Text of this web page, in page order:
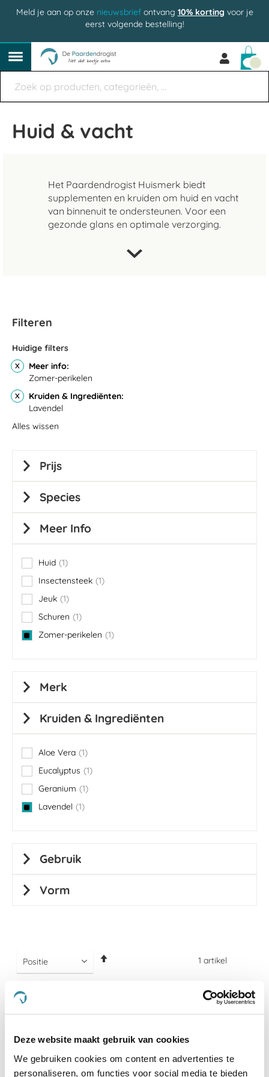
Deze website maakt gebruik van cookies
We gebruiken cookies om content en advertenties te
personaliseren, om functies voor social media te bieden
Meld je aan op onze nieuwsbriefontvang 10% korting voor je
eerst volgende bestelling!
Huid & vacht
1 artikel
-15 %
Het Paardendrogist Huismerk biedt
supplementen en kruiden om huid en vacht
van binnenuit te ondersteunen. Voor een
gezonde glans en optimale verzorging.
Filteren
Huidige filters
Meer info
Zomer-perikelen
Kruiden & Ingrediënten
Lavendel
Alles wissen
Prijs
Species
Meer Info
Huid 1
item
Insectensteek 1
item
Jeuk 1
item
Schuren
1
item
Zomer-perikelen
1
item
Merk
Kruiden & Ingrediënten
Aloe Vera 1
item
Eucalyptus
1
item
Geranium
1
item
Lavendel
1
item
Gebruik
Vorm